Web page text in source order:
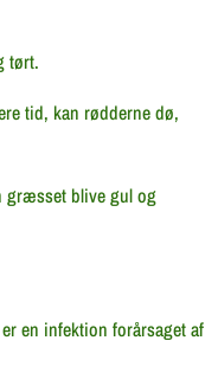
tørt.
tid, kan rødderne dø,
græsset blive gul og
en infektion forårsaget af